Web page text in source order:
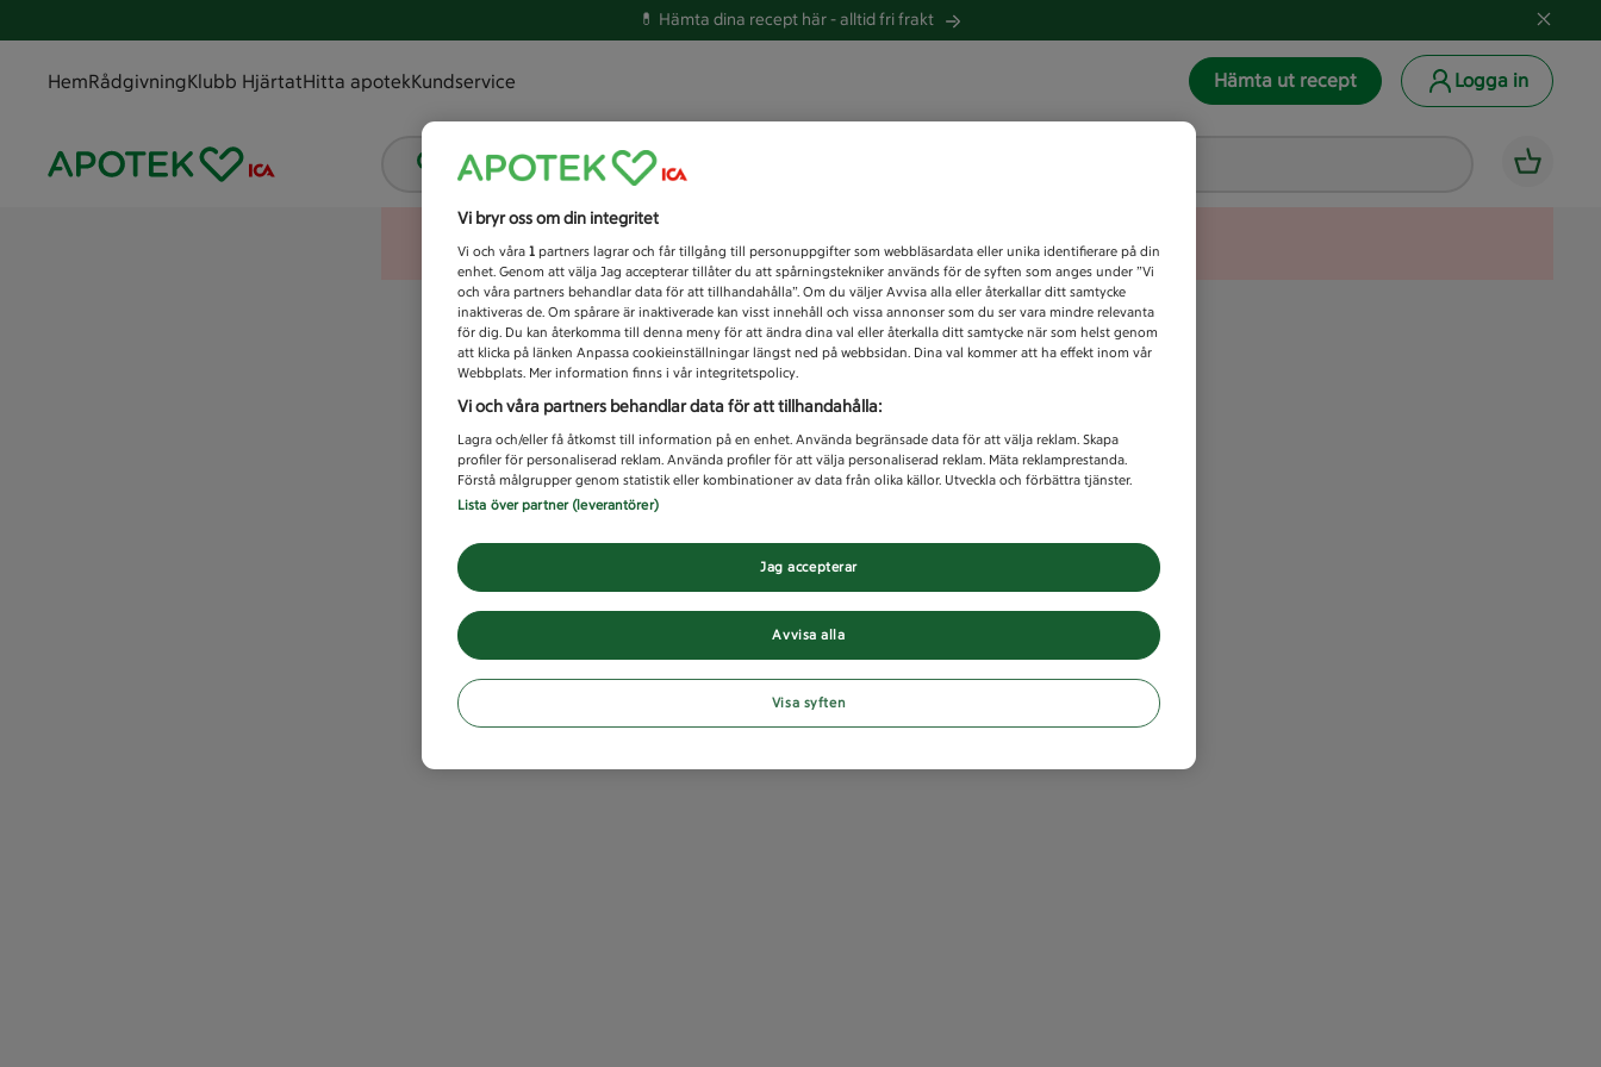
💊 Hämta dina recept här -alltid fri frakt
HemRådgivningKlubb HjärtatHitta apotekKundservice Hämta ut recept Logga in
Vad letar du efter idag?
Unknown error
Vi bryr oss om din integritet
Vi och våra 1 partners lagrar och får tillgång till personuppgifter som webbläsardata eller unika identifierare på din
enhet. Genom att välja Jag accepterar tillåter du att spårningstekniker används för de syften som anges under ”Vi
och våra partners behandlar data för att tillhandahålla”. Om du väljer Avvisa alla eller återkallar ditt samtycke
inaktiveras de. Om spårare är inaktiverade kan visst innehåll och vissa annonser som du ser vara mindre relevanta
för dig. Du kan återkomma till denna meny för att ändra dina val eller återkalla ditt samtycke när som helst genom
att klicka på länken Anpassa cookieinställningar längst ned på webbsidan. Dina val kommer att ha effekt inom vår
Webbplats. Mer information finns i vår integritetspolicy.
Vi och våra partners behandlar data för att tillhandahålla:
Lagra och/eller få åtkomst till information på en enhet. Använda begränsade data för att välja reklam. Skapa
profiler för personaliserad reklam. Använda profiler för att välja personaliserad reklam. Mäta reklamprestanda.
Förstå målgrupper genom statistik eller kombinationer av data från olika källor. Utveckla och förbättra tjänster.
Lista över partner (leverantörer)
Avvisa alla
Jag accepterar
Visa syften